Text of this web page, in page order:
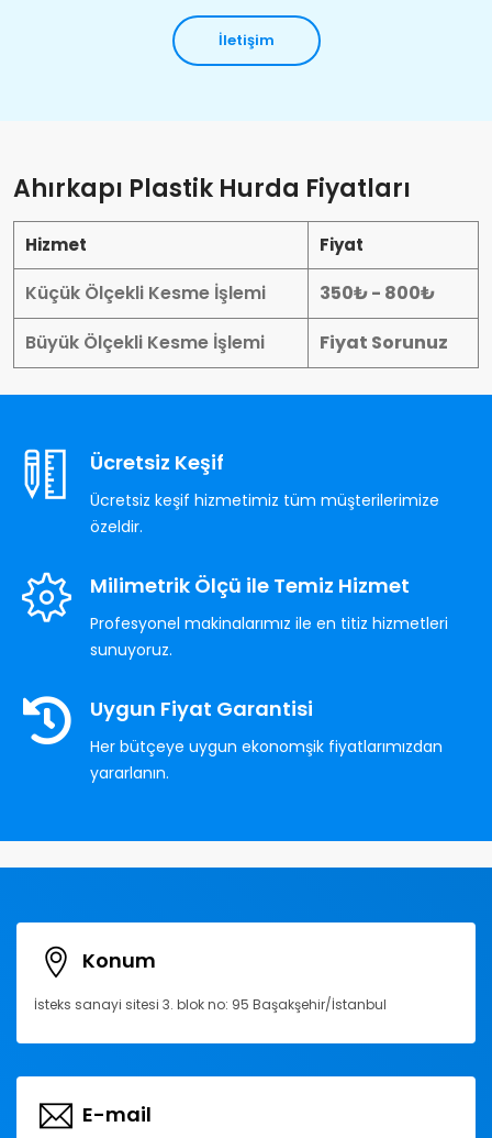
İletişim
Ahırkapı Plastik Hurda Fiyatları
Hizmet Fiyat
Küçük Ölçekli Kesme İşlemi
350₺ - 800₺
Büyük Ölçekli Kesme İşlemi
Fiyat Sorunuz
Ücretsiz Keşif
Ücretsiz keşif hizmetimiz tüm müşterilerimize
özeldir.
Milimetrik Ölçü ile Temiz Hizmet
Profesyonel makinalarımız ile en titiz hizmetleri
sunuyoruz.
Uygun Fiyat Garantisi
Her bütçeye uygun ekonomşik fiyatlarımızdan
yararlanın.
Konum
İsteks sanayi sitesi 3. blok no: 95 Başakşehir/İstanbul
E-mail